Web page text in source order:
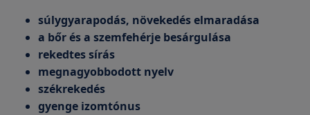
súlygyarapodás, növekedés elmaradása
a bőr és a szemfehérje besárgulása
rekedtes sírás
megnagyobbodott nyelv
székrekedés
gyenge izomtónus